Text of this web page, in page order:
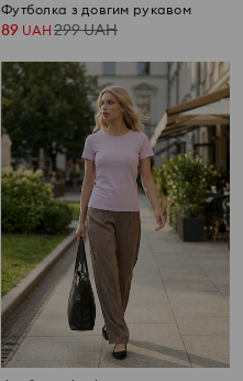
Футболка з довгим рукавом
89 UAH 299UAH